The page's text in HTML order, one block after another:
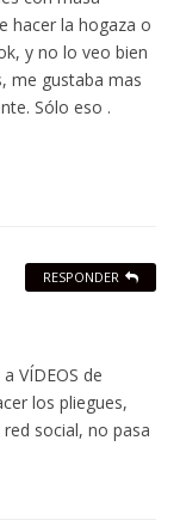
hacer la hogaza o
y no lo veo bien
me gustaba mas
Sólo eso .
VÍDEOS de
los pliegues,
social, no pasa
RESPONDER